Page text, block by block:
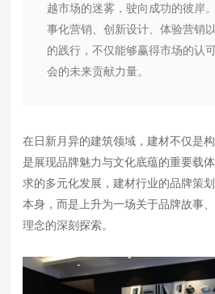
越市场的迷雾，驶向成功的彼岸
事化营销、创新设计、体验营销
的践行，不仅能够赢得市场的认
会的未来贡献力量。
在日新月异的建筑领域，建材不仅是
是展现品牌魅力与文化底蕴的重要载
求的多元化发展，建材行业的品牌策
本身，而是上升为一场关于品牌故事
理念的深刻探索。